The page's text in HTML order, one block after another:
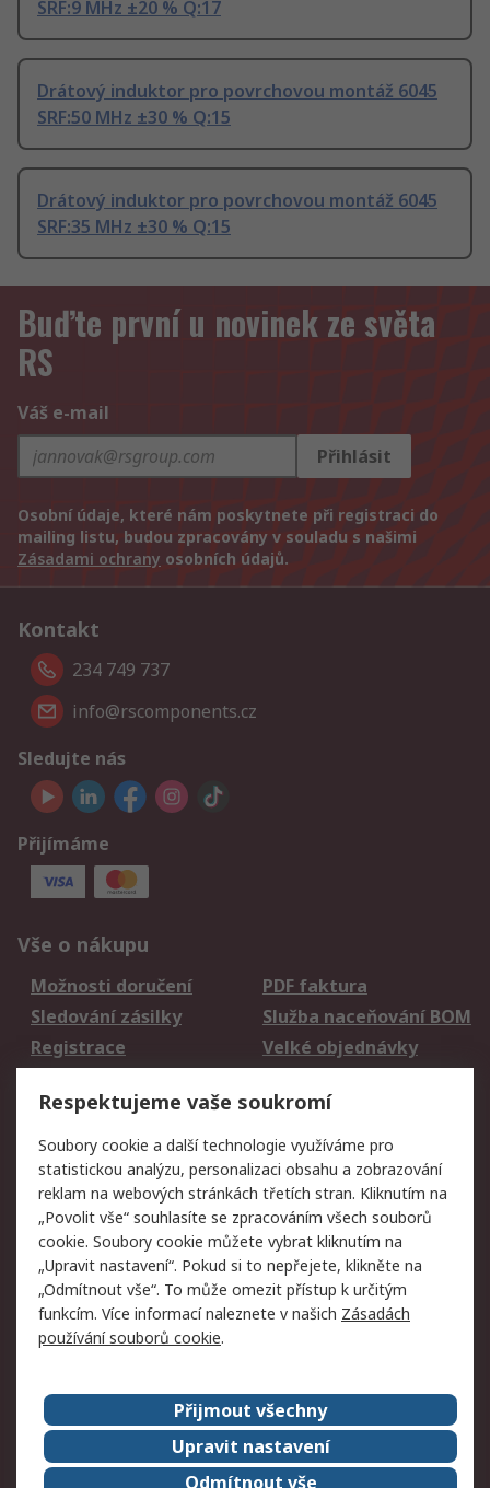
SRF:9 MHz ±20 % Q:17
Drátový induktor pro povrchovou montáž 6045
SRF:50 MHz ±30 % Q:15
Drátový induktor pro povrchovou montáž 6045
SRF:35 MHz ±30 % Q:15
Buďte první u novinek ze světa
RS
Váš e-mail
Přihlásit
Osobní údaje, které nám poskytnete při registraci do
mailing listu, budou zpracovány v souladu s našimi
Zásadami ochrany osobních údajů.
Kontakt
234 749 737
info@rscomponents.cz
Sledujte nás
Přijímáme
Vše o nákupu
Možnosti doručení
PDF faktura
Sledování zásilky
Služba naceňování BOM
Registrace
Velké objednávky
Právní
Autorská práva
Obchodní podmínky
společnosti RS
Prohlášení o ochraně
údajů
Zabezpečení
elektronické pošty
Zásady pro soubory
cookie
Zásady ochrany
osobních údajů
Kontakt
O naší společnosti
RS Group
Kariéra
Ocenění
Respektujeme vaše soukromí
Soubory cookie a další technologie využíváme pro
statistickou analýzu, personalizaci obsahu a zobrazování
reklam na webových stránkách třetích stran. Kliknutím na
„Povolit vše“ souhlasíte se zpracováním všech souborů
cookie. Soubory cookie můžete vybrat kliknutím na
„Upravit nastavení“. Pokud si to nepřejete, klikněte na
„Odmítnout vše“. To může omezit přístup k určitým
funkcím. Více informací naleznete v našich Zásadách
používání souborů cookie.
Přijmout všechny
Upravit nastavení
Odmítnout vše